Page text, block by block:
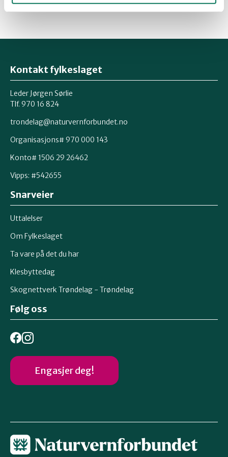
Kontakt fylkeslaget
Leder Jørgen Sørlie
Tlf. 970 16 824
trondelag@naturvernforbundet.no
Organisasjons# 970 000 143
Konto# 1506 29 26462
Vipps: #542655
Snarveier
Uttalelser
Om Fylkeslaget
Ta vare på det du har
Klesbyttedag
Skognettverk Trøndelag - Trøndelag
Følg oss
Engasjer deg!